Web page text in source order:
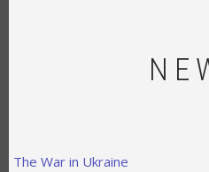
The War in Ukraine